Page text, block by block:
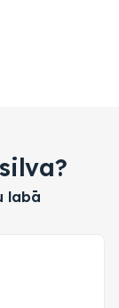
labā